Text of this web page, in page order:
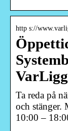
http s://
Ta reda på
och stänger.
10:00 –